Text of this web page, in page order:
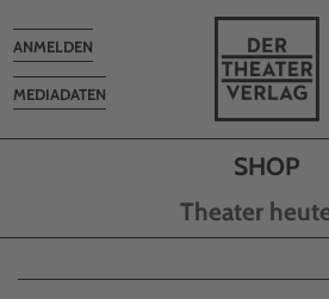
MEDIADATEN
Toggle
navigation
ANMELDEN
Theater